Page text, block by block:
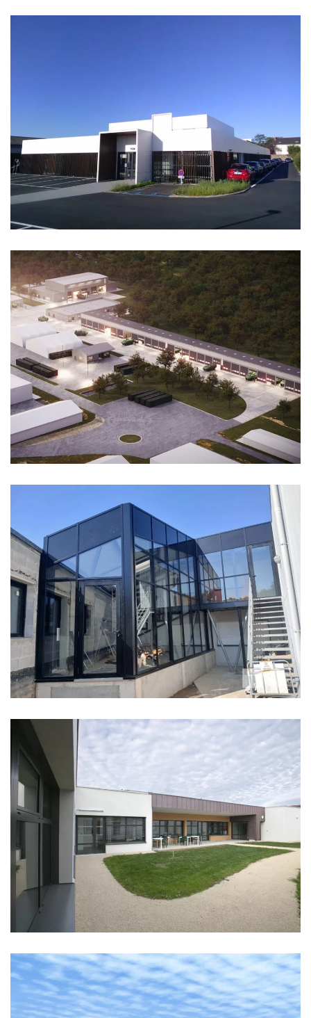
BUREAUX FIDACO
CASERNE DALSTEIN
YANET
FOYER D’ACCUEIL